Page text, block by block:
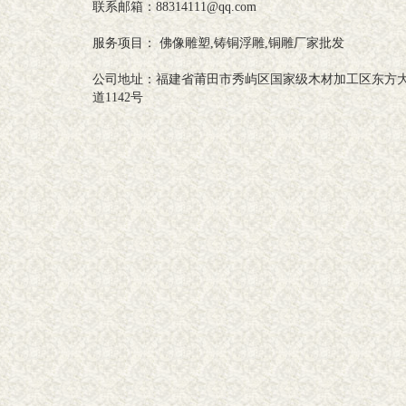
联系邮箱：88314111@qq.com
服务项目： 佛像雕塑,铸铜浮雕,铜雕厂家批发
公司地址：福建省莆田市秀屿区国家级木材加工区东方
道1142号